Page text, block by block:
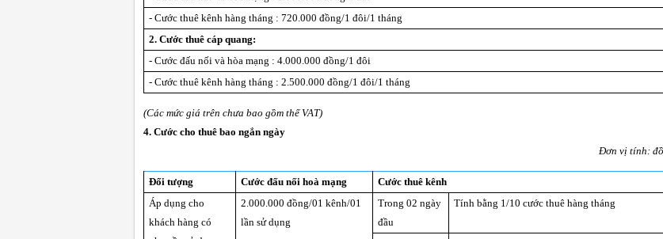
- Cước thuê kênh hàng tháng : 720.000 đồng/1 đôi/1 tháng
2. Cước thuê cáp quang:
- Cước đấu nối và hòa mạng : 4.000.000 đồng/1 đôi
- Cước thuê kênh hàng tháng : 2.500.000 đồng/1 đôi/1 tháng
(Các mức giá trên chưa bao gồm thế VAT)
4. Cước cho thuê bao ngắn ngày
Đơn vị tính:
Đối tượng Cước đấu nối hoà mạng
Cước thuê kênh
Áp dụng cho
khách hàng có
2.000.000 đồng/01 kênh/01
lần sử dụng
Trong 02 ngày
đầu
Tính bằng 1/10 cước thuê hàng tháng